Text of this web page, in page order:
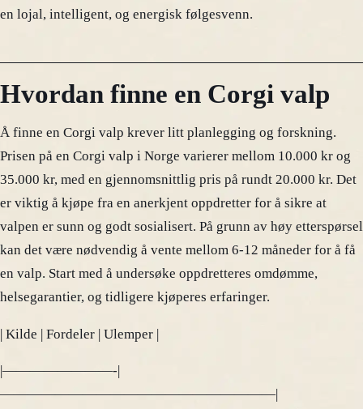
en lojal, intelligent, og energisk følgesvenn.
Hvordan finne en Corgi valp
Å finne en Corgi valp krever litt planlegging og forskning.
Prisen på en Corgi valp i Norge varierer mellom 10.000 kr og
35.000 kr, med en gjennomsnittlig pris på rundt 20.000 kr. Det
er viktig å kjøpe fra en anerkjent oppdretter for å sikre at
valpen er sunn og godt sosialisert. På grunn av høy etterspørsel
kan det være nødvendig å vente mellom 6-12 måneder for å få
en valp. Start med å undersøke oppdretteres omdømme,
helsegarantier, og tidligere kjøperes erfaringer.
| Kilde | Fordeler | Ulemper |
|————————-|
————————————————————|